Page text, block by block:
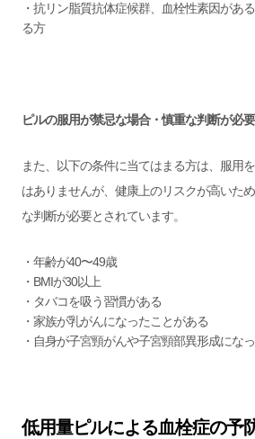
・抗リン脂質抗体症候群、血栓性素因があ
る方
ピルの服用が禁忌な場合・慎重な判断が必
また、以下の条件に当てはまる方は、服用
はありませんが、健康上のリスクが高いた
な判断が必要とされています。
・年齢が40〜49歳
・BMIが30以上
・タバコを吸う習慣がある
・家族が乳がんになったことがある
・自身が子宮頸がんや子宮頸部異形成にな
低用量ピルによる血栓症の予